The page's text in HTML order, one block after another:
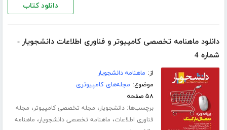
دانلود کتاب
دانلود ماهنامه تخصصی کامپیوتر و فناوری اطلاعات دانشجویار -
شماره 4
از: ماهنامه دانشجویار
موضوع: مجله‌های کامپیوتری
۵۸ صفحه
برچسب‌ها:دانشجویار، مجله تخصصی کامپیوتر، مجله
فناوری اطلاعات، ماهنامه تخصصی دانشجویار، ماهنامه